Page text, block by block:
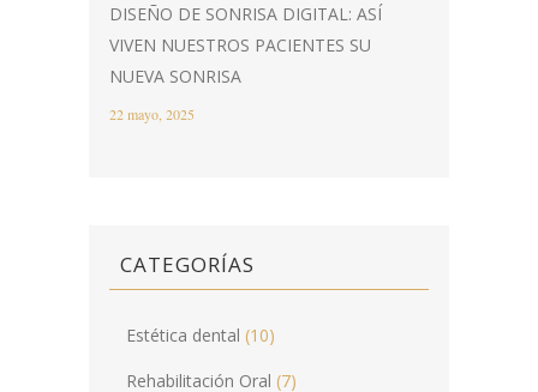
DISEÑO DE SONRISA DIGITAL: ASÍ
VIVEN NUESTROS PACIENTES SU
NUEVA SONRISA
22 mayo, 2025
CATEGORÍAS
Estética dental (10)
Rehabilitación Oral (7)